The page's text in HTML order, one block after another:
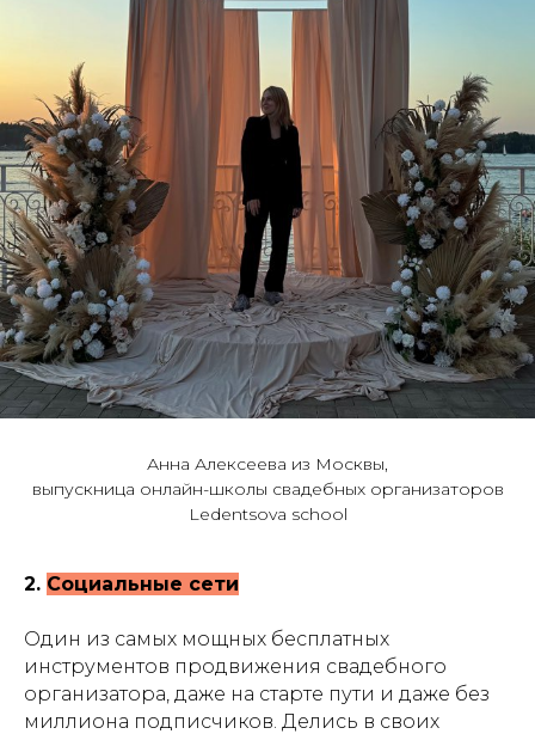
Анна Алексеева из Москвы,
выпускница онлайн-школы свадебных организаторов
Ledentsova school
2. Социальные сети
Один из самых мощных бесплатных
инструментов продвижения свадебного
организатора, даже на старте пути и даже без
миллиона подписчиков. Делись в своих